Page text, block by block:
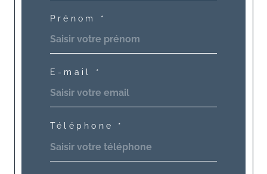
Prénom *
E-mail *
Téléphone *